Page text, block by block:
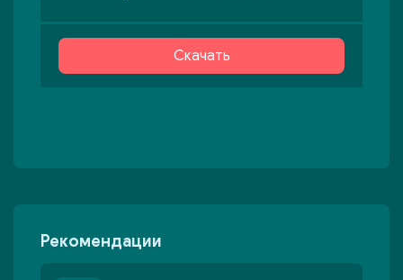
Скачать
Рекомендации